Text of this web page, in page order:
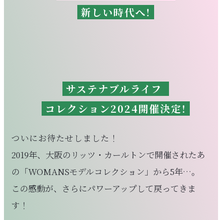
新しい時代へ!
サステナブルライフ
コレクション2024開催決定!
ついにお待たせしました！
2019年、大阪のリッツ・カールトンで開催されたあ
の「WOMANSモデルコレクション」から5年…。
この感動が、さらにパワーアップして戻ってきま
す！